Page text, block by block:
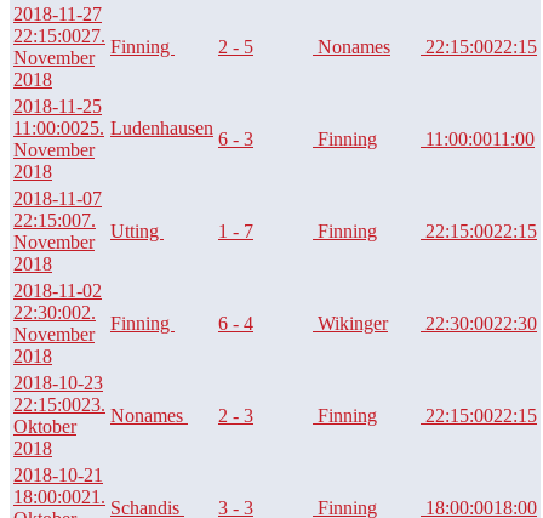
2018-11-27
22:15:0027.
November
2018
Finning 2 - 5 Nonames 22:15:0022:15
2018-11-25
11:00:0025.
November
2018
Ludenhausen
6 - 3 Finning 11:00:0011:00
2018-11-07
22:15:007.
November
2018
Utting 1 - 7 Finning 22:15:0022:15
2018-11-02
22:30:002.
November
2018
Finning 6 - 4 Wikinger 22:30:0022:30
2018-10-23
22:15:0023.
Oktober
2018
Nonames 2 - 3 Finning 22:15:0022:15
2018-10-21
18:00:0021.
Schandis 3 - 3 Finning 18:00:0018:00